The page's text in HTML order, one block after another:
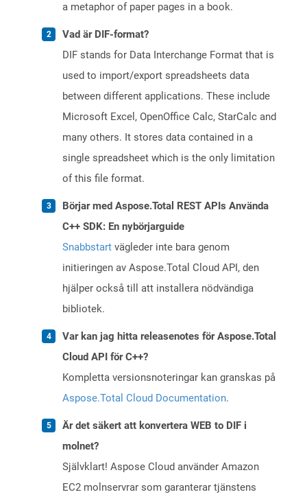
a metaphor of paper pages in a book.
Vad är DIF-format?
DIF stands for Data Interchange Format that is
used to import/export spreadsheets data
between different applications. These include
Microsoft Excel, OpenOffice Calc, StarCalc and
many others. It stores data contained in a
single spreadsheet which is the only limitation
of this file format.
Börjar med Aspose.Total REST APIs Använda
C++ SDK: En nybörjarguide
Snabbstart vägleder inte bara genom
initieringen av Aspose.Total Cloud API, den
hjälper också till att installera nödvändiga
bibliotek.
Var kan jag hitta releasenotes för Aspose.Total
Cloud API för C++?
Kompletta versionsnoteringar kan granskas på
Aspose.Total Cloud Documentation.
Är det säkert att konvertera WEB to DIF i
molnet?
Självklart! Aspose Cloud använder Amazon
EC2 molnservrar som garanterar tjänstens